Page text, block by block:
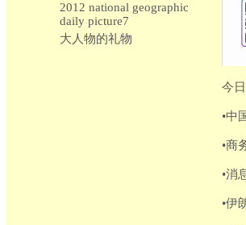
2012 national geographic
daily picture7
大人物的礼物
今
•中
•商
•消
•伊